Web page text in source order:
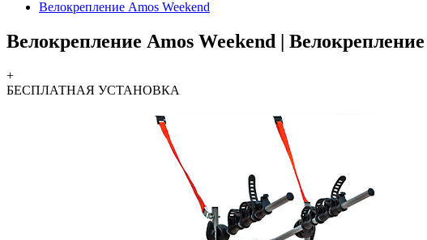
Велокрепление Amos Weekend
Велокрепление Amos Weekend |
+
БЕСПЛАТНАЯ УСТАНОВКА